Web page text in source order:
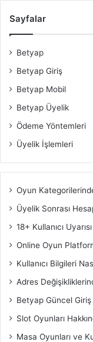
Sayfalar
Betyap
Betyap Giriş
Betyap Mobil
Betyap Üyelik
Ödeme Yöntemleri
Üyelik İşlemleri
Oyun
Üyelik Sonrası
18+ Kullanıcı
Online Oyun
Kullanıcı Bilgileri
Adres
Betyap Güncel Giriş
Slot Oyunları
Masa Oyunları ve